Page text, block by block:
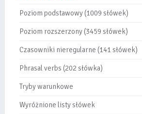
Poziom podstawowy (1009 słówek)
Poziom rozszerzony (3459 słówek)
Czasowniki nieregularne (141 słówek)
Phrasal verbs (202 słówka)
Tryby warunkowe
Wyróżnione listy słówek